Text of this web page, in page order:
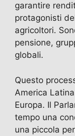
garantire
protagonisti
agricoltori.
pensione,
globali.
Questo
America
Europa. Il
tempo una
una piccola